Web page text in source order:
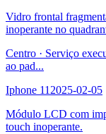
Vidro frontal
inoperante no
Centro · Serviço
ao pad...
Iphone 11 2025-02-05
Módulo LCD com
touch inoperante.